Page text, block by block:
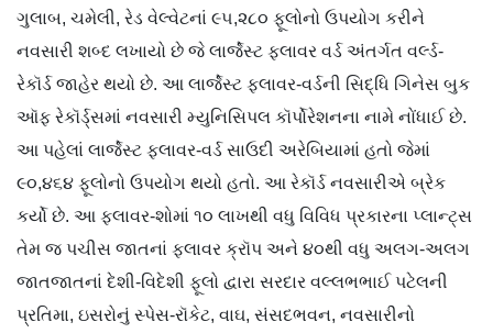
ગુલાબ, ચમેલી, રેડ વેલ્વેટનાં ૯૫,૨૮૦ ફૂલોનો ઉપયોગ કરીને
નવસારી શબ્દ લખાયો છે જે લાર્જેસ્ટ ફ્લાવર વર્ડ અંતર્ગત વર્લ્ડ-
રેકૉર્ડ જાહેર થયો છે. આ લાર્જેસ્ટ ફ્લાવર-વર્ડની સિ​દ્ધિ ગિનેસ બુક
ઑફ રેકૉર્ડ‍‍્સમાં નવસારી મ્યુનિસિપલ કૉર્પોરેશનના નામે નોંધાઈ છે.
આ પહેલાં લાર્જેસ્ટ ફ્લાવર-વર્ડ સાઉદી અરેબિયામાં હતો જેમાં
૯૦,૪૬૪ ફૂલોનો ઉપયોગ થયો હતો. આ રેકૉર્ડ નવસારીએ બ્રેક
કર્યો છે. આ ફ્લાવર-શોમાં ૧૦ લાખથી વધુ વિવિધ પ્રકારના પ્લાન્ટ્સ
તેમ જ પચીસ જાતનાં ફ્લાવર ક્રૉપ અને ૪૦થી વધુ અલગ-અલગ
જાતજાતનાં દેશી-વિદેશી ફૂલો દ્વારા સરદાર વલ્લભભાઈ પટેલની
પ્રતિમા, ઇસરોનું સ્પેસ-રૉકેટ, વાઘ, સંસદભવન, નવસારીનો